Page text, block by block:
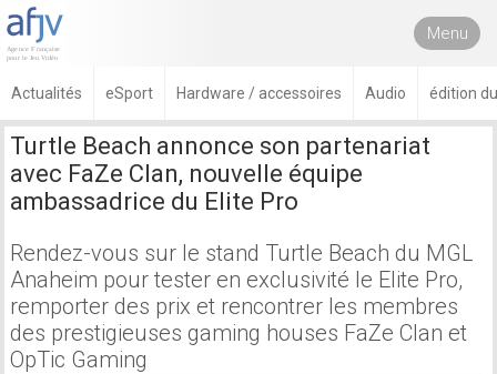
Menu
Actualités eSport Hardware / accessoires Audio édition
Turtle Beach annonce son partenariat
avec FaZe Clan, nouvelle équipe
ambassadrice du Elite Pro
Rendez-vous sur le stand Turtle Beach du MGL
Anaheim pour tester en exclusivité le Elite Pro,
remporter des prix et rencontrer les membres
des prestigieuses gaming houses FaZe Clan et
OpTic Gaming